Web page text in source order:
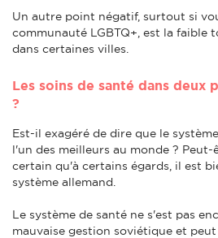
Un autre point négatif, surtout si
communauté LGBTQ+, est la faible
dans certaines villes.
Les soins de santé dans deux
?
Est-il exagéré de dire que le
l'un des meilleurs au monde ?
certain qu'à certains égards, il est
système allemand.
Le système de santé ne s'est pas
mauvaise gestion soviétique et